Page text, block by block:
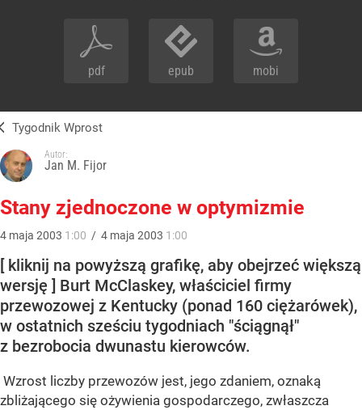
pdf epub mobi
Tygodnik Wprost
Autor:
Jan M. Fijor
Stany zjednoczone w optymizmie
4 maja 2003 1:00 / 4 maja 2003 1:00
[ kliknij na powyższą grafikę, aby obejrzeć większą
wersję ] Burt McClaskey, właściciel firmy
przewozowej z Kentucky (ponad 160 ciężarówek),
w ostatnich sześciu tygodniach "ściągnął"
z bezrobocia dwunastu kierowców.
Wzrost liczby przewozów jest, jego zdaniem, oznaką
zbliżającego się ożywienia gospodarczego, zwłaszcza